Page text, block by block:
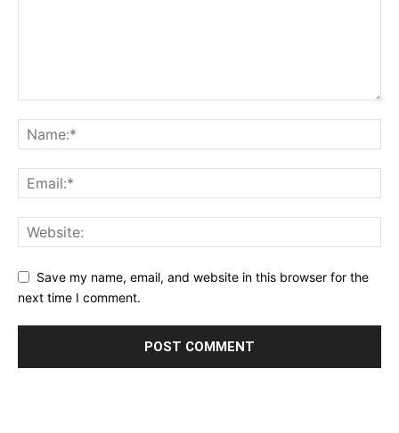
Save my name, email, and website in this browser for the
next time I comment.